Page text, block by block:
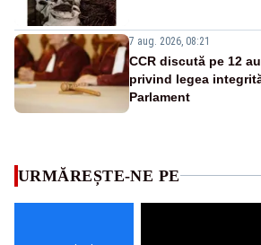
7 aug. 2026, 08:21
CCR discută pe 12
privind legea
Parlament
URMĂREȘTE-NE PE